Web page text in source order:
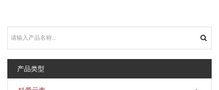
产品类型